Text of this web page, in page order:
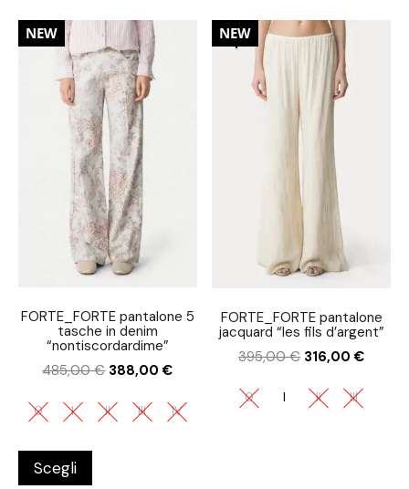
NEW
FORTE_FORTE pantalone 5
tasche in denim
“nontiscordardime”
485,00€ 388,00€
0 I II III IV
Scegli
20%
NEW
FORTE_FORTE pantalone
jacquard “les fils d’argent”
395,00€ 316,00€
0 I II III